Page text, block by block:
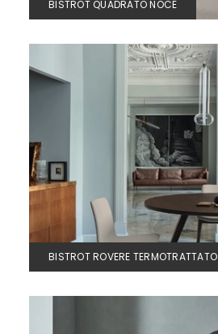
BISTROT QUADRATO NOCE
BISTROT ROVERE TERMOTRATTATO